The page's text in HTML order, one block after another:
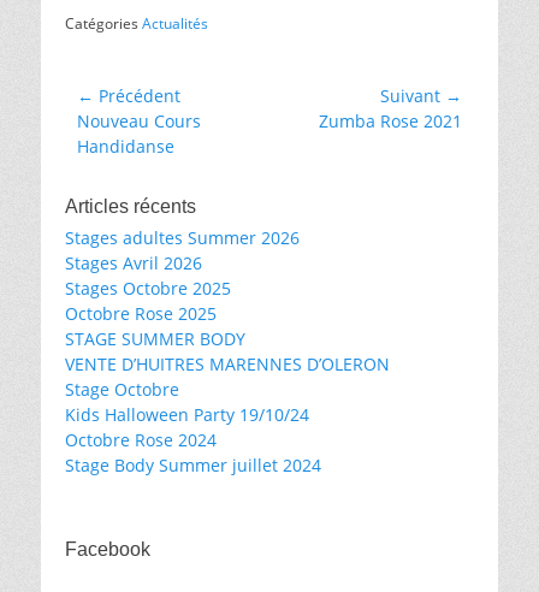
Catégories Actualités
Navigation
de
l’article
← Précédent
Article
précédent :
Nouveau Cours
Handidanse
Suivant →
ArticleZumba Rose 2021
Articles récents
Stages adultes Summer 2026
Stages Avril 2026
Stages Octobre 2025
Octobre Rose 2025
STAGE SUMMER BODY
VENTE D’HUITRES MARENNES D’OLERON
Stage Octobre
Kids Halloween Party 19/10/24
Octobre Rose 2024
Stage Body Summer juillet 2024
Facebook